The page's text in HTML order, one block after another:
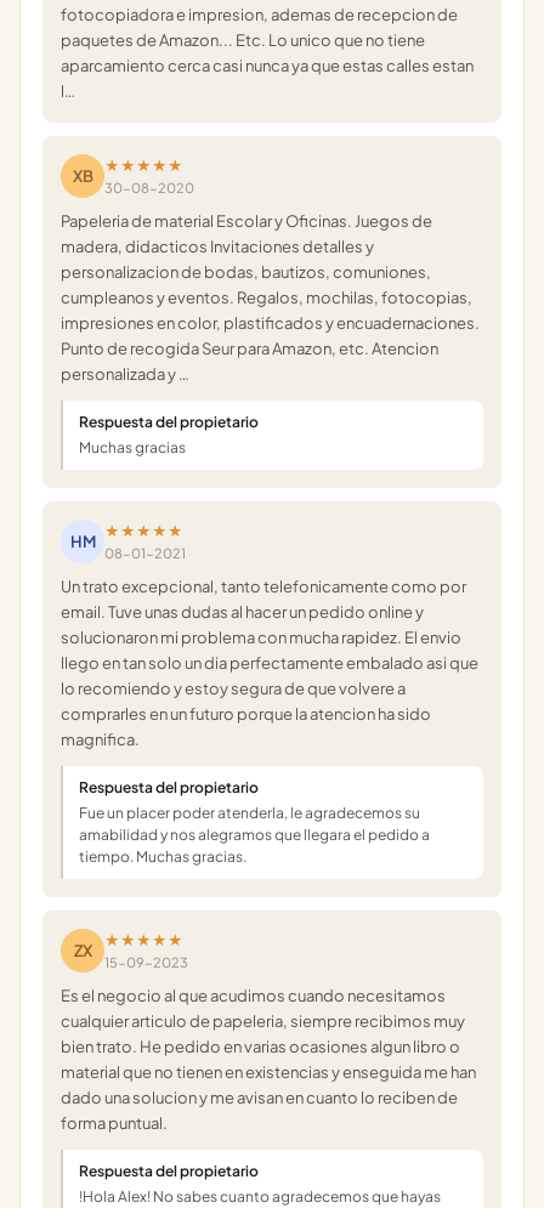
fotocopiadora e impresion, ademas de recepcion de
paquetes de Amazon... Etc. Lo unico que no tiene
aparcamiento cerca casi nunca ya que estas calles estan
l…
XB
★★★★★
30-08-2020
Papeleria de material Escolar y Oficinas. Juegos de
madera, didacticos Invitaciones detalles y
personalizacion de bodas, bautizos, comuniones,
cumpleanos y eventos. Regalos, mochilas, fotocopias,
impresiones en color, plastificados y encuadernaciones.
Punto de recogida Seur para Amazon, etc. Atencion
personalizada y …
Respuesta del propietario
Muchas gracias
HM
★★★★★
08-01-2021
Un trato excepcional, tanto telefonicamente como por
email. Tuve unas dudas al hacer un pedido online y
solucionaron mi problema con mucha rapidez. El envio
llego en tan solo un dia perfectamente embalado asi que
lo recomiendo y estoy segura de que volvere a
comprarles en un futuro porque la atencion ha sido
magnifica.
Respuesta del propietario
Fue un placer poder atenderla, le agradecemos su
amabilidad y nos alegramos que llegara el pedido a
tiempo. Muchas gracias.
ZX
★★★★★
15-09-2023
Es el negocio al que acudimos cuando necesitamos
cualquier articulo de papeleria, siempre recibimos muy
bien trato. He pedido en varias ocasiones algun libro o
material que no tienen en existencias y enseguida me han
dado una solucion y me avisan en cuanto lo reciben de
forma puntual.
Respuesta del propietario
!Hola Alex! No sabes cuanto agradecemos que hayas